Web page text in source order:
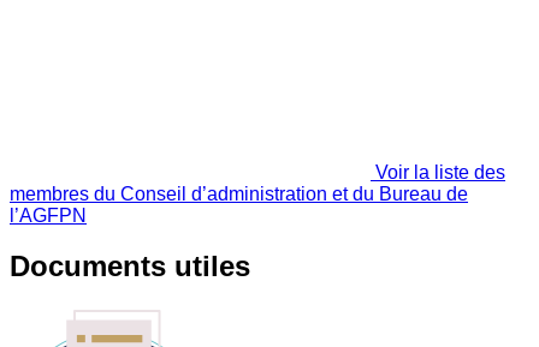
Voir la liste des
membres du Conseil d’administration et du Bureau de
l’AGFPN
Documents utiles